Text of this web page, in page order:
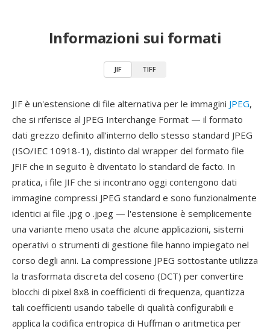
Informazioni sui formati
JIF TIFF
JIF è un'estensione di file alternativa per le immagini JPEG,
che si riferisce al JPEG Interchange Format — il formato
dati grezzo definito all'interno dello stesso standard JPEG
(ISO/IEC 10918-1), distinto dal wrapper del formato file
JFIF che in seguito è diventato lo standard de facto. In
pratica, i file JIF che si incontrano oggi contengono dati
immagine compressi JPEG standard e sono funzionalmente
identici ai file .jpg o .jpeg — l'estensione è semplicemente
una variante meno usata che alcune applicazioni, sistemi
operativi o strumenti di gestione file hanno impiegato nel
corso degli anni. La compressione JPEG sottostante utilizza
la trasformata discreta del coseno (DCT) per convertire
blocchi di pixel 8x8 in coefficienti di frequenza, quantizza
tali coefficienti usando tabelle di qualità configurabili e
applica la codifica entropica di Huffman o aritmetica per